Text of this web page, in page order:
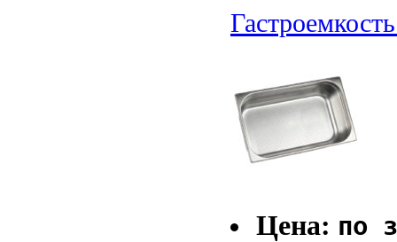
Цена: по